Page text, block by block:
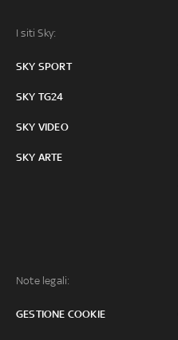
I siti Sky:
SKY SPORT
SKY TG24
SKY VIDEO
SKY ARTE
Note legali:
GESTIONE COOKIE